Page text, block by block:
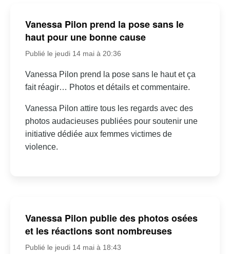
Vanessa Pilon prend la pose sans le
haut pour une bonne cause
Publié le jeudi 14 mai à 20:36
Vanessa Pilon prend la pose sans le haut et ça
fait réagir… Photos et détails et commentaire.
Vanessa Pilon attire tous les regards avec des
photos audacieuses publiées pour soutenir une
initiative dédiée aux femmes victimes de
violence.
Vanessa Pilon publie des photos osées
et les réactions sont nombreuses
Publié le jeudi 14 mai à 18:43